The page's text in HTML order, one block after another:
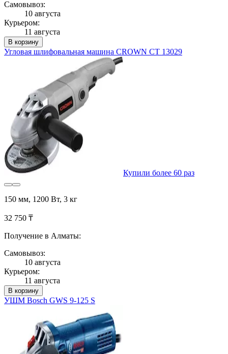
Самовывоз:
10 августа
Курьером:
11 августа
В корзину
Угловая шлифовальная машина CROWN CT 13029
Купили более 60 раз
150 мм, 1200 Вт, 3 кг
32 750 ₸
Получение в Алматы:
Самовывоз:
10 августа
Курьером:
11 августа
В корзину
УШМ Bosch GWS 9-125 S